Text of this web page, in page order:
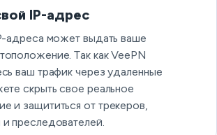
IP-адрес
адреса может выдать ваше
Так как VeePN
ваш трафик через удаленные
скрыть свое реальное
и защититься от трекеров,
преследователей.